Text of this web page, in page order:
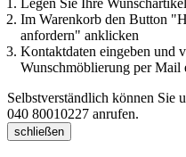
Legen Sie Ihre
Im Warenkorb den Button
anfordern" anklicken
Kontaktdaten eingeben und
Wunschmöblierung per Mail
Selbstverständlich können Sie
040 80010227 anrufen.
schließen